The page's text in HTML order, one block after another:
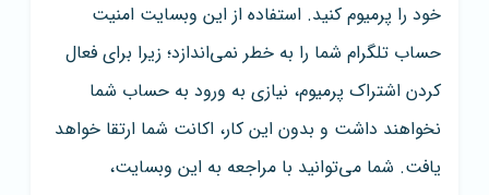
خود را پرمیوم کنید. استفاده از این وبسایت امنیت
حساب تلگرام شما را به خطر نمی‌اندازد؛‌ زیرا برای فعال
کردن اشتراک پرمیوم، نیازی به ورود به حساب شما
نخواهند داشت و بدون این کار، اکانت شما ارتقا خواهد
یافت. شما می‌توانید با مراجعه به این وبسایت،